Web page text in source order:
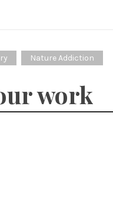
Nature Addiction
work